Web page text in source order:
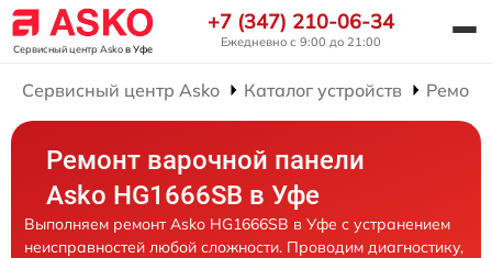
Сервисный центр Askoв Уфе
+7 (347) 210-06-34
Ежедневно с 9:00 до 21:00
Сервисный центр Asko Каталог устройств
Ремонт варочной панели
Asko HG1666SB в Уфе
Выполняем ремонт Asko HG1666SB в Уфе с устранением
неисправностей любой сложности. Проводим диагностику,